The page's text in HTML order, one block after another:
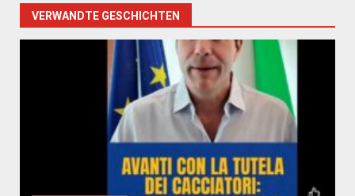
VERWANDTE GESCHICHTEN